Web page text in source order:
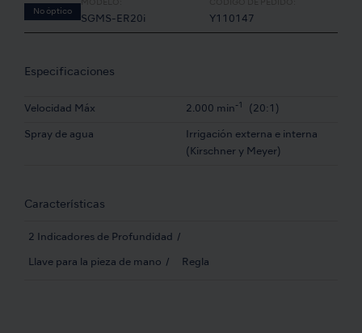
No óptico
SGMS-ER20i Y110147
Especificaciones
Velocidad Máx 2.000 min -1 (20:1)
Spray de agua
Irrigación externa e interna
(Kirschner y Meyer)
Características
2 Indicadores de Profundidad
Llave para la pieza de mano Regla